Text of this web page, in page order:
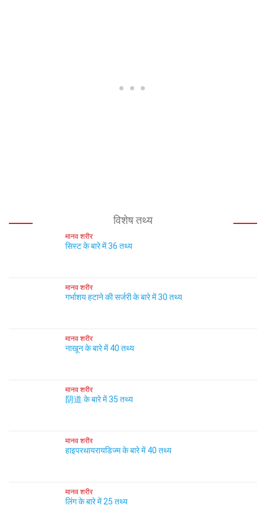
विशेष तथ्य
मानव शरीर
सिस्ट के बारे में 36 तथ्य
मानव शरीर
गर्भाशय हटाने की सर्जरी के बारे में 30 तथ्य
मानव शरीर
नाखून के बारे में 40 तथ्य
मानव शरीर
阴道 के बारे में 35 तथ्य
मानव शरीर
हाइपरथायरायडिज्म के बारे में 40 तथ्य
मानव शरीर
लिंग के बारे में 25 तथ्य